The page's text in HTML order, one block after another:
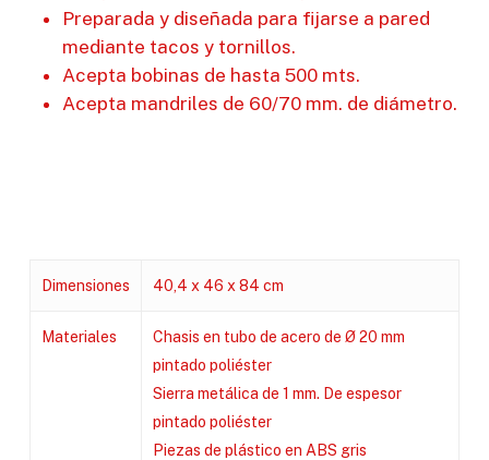
Preparada y diseñada para fijarse a pared
mediante tacos y tornillos.
Acepta bobinas de hasta 500 mts.
Acepta mandriles de 60/70 mm. de diámetro.
Dimensiones 40,4 x 46 x 84 cm
Materiales
Chasis en tubo de acero de Ø 20 mm
pintado poliéster
Sierra metálica de 1 mm. De espesor
pintado poliéster
Piezas de plástico en ABS gris